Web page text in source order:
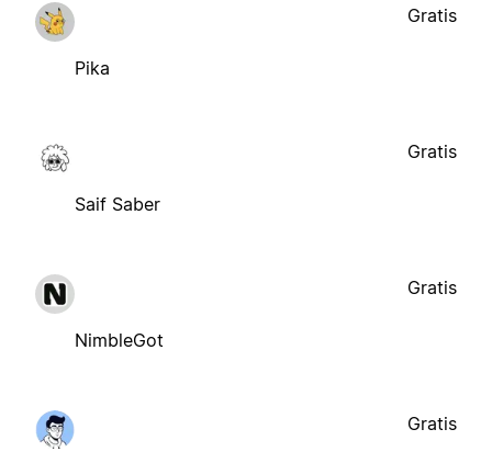
Pika
Gratis
Saif Saber
Gratis
NimbleGot
Gratis
Gratis